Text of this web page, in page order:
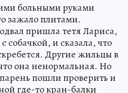
больными руками
зажало плитами.
пришла тетя Лариса,
собачкой, и сказала, что
Другие жильцы в
она ненормальная. Но
пошли проверить и
где-то кран-балки